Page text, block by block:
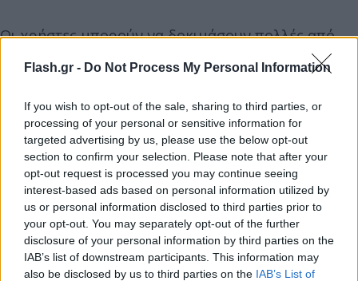
Flash.gr - Do Not Process My Personal Information
If you wish to opt-out of the sale, sharing to third parties, or
processing of your personal or sensitive information for
targeted advertising by us, please use the below opt-out
section to confirm your selection. Please note that after your
opt-out request is processed you may continue seeing
interest-based ads based on personal information utilized by
us or personal information disclosed to third parties prior to
your opt-out. You may separately opt-out of the further
disclosure of your personal information by third parties on the
IAB’s list of downstream participants. This information may
also be disclosed by us to third parties on the IAB’s List of
Οι χρήστες μπορούν να δοκιμάσουν πολλές από
αυτές τις εφαρμογές με αποκλειστικά προνόμια,
όπως 1 έτος δωρεάν πλήρους έκδοσης του
Goodnotes, 6 μήνες δωρεάν στο Clip Studio Paint
με 20% έκπτωση στην πρώτη συνδρομή, 66%
έκπτωση στο LumaFusion, 1 μήνα δωρεάν στο
Creator Pass και 1 μήνα δωρεάν στο Notion Plus με
Notion AI.
Διαθεσιμότητα
Το Galaxy Tab S10 Lite θα είναι διαθέσιμο στην